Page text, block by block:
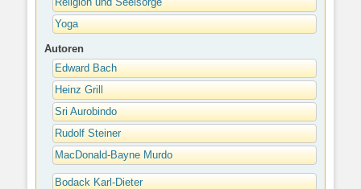
Religion und Seelsorge
Yoga
Autoren
Edward Bach
Heinz Grill
Sri Aurobindo
Rudolf Steiner
MacDonald-Bayne Murdo
Bodack Karl-Dieter